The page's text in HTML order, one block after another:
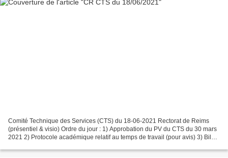
Comité Technique des Services (CTS) du 18-06-2021 Rectorat de Reims
(présentiel & visio) Ordre du jour : 1) Approbation du PV du CTS du 30 mars
2021 2) Protocole académique relatif au temps de travail (pour avis) 3) Bilan